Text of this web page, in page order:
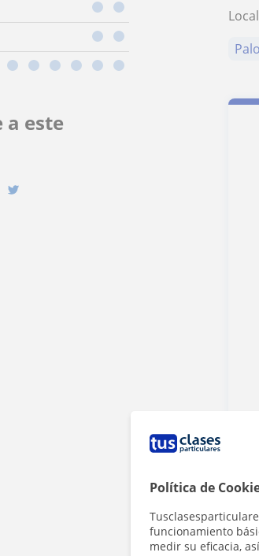
Política de
funcionamiento
medir su eficacia,
a este